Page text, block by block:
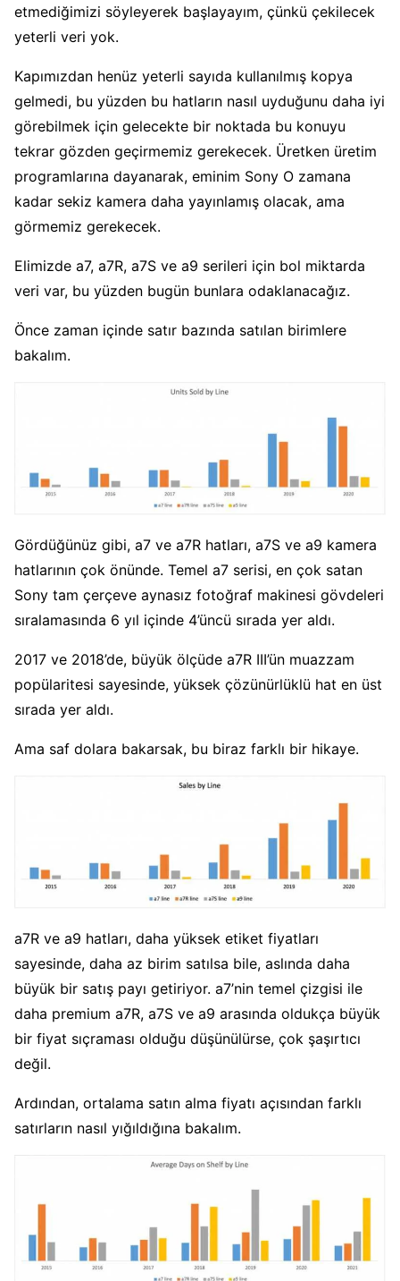
etmediğimizi söyleyerek başlayayım, çünkü çekilecek
yeterli veri yok.
Kapımızdan henüz yeterli sayıda kullanılmış kopya
gelmedi, bu yüzden bu hatların nasıl uyduğunu daha iyi
görebilmek için gelecekte bir noktada bu konuyu
tekrar gözden geçirmemiz gerekecek. Üretken üretim
programlarına dayanarak, eminim Sony O zamana
kadar sekiz kamera daha yayınlamış olacak, ama
görmemiz gerekecek.
Elimizde a7, a7R, a7S ve a9 serileri için bol miktarda
veri var, bu yüzden bugün bunlara odaklanacağız.
Önce zaman içinde satır bazında satılan birimlere
bakalım.
Gördüğünüz gibi, a7 ve a7R hatları, a7S ve a9 kamera
hatlarının çok önünde. Temel a7 serisi, en çok satan
Sony tam çerçeve aynasız fotoğraf makinesi gövdeleri
sıralamasında 6 yıl içinde 4’üncü sırada yer aldı.
2017 ve 2018’de, büyük ölçüde a7R III’ün muazzam
popülaritesi sayesinde, yüksek çözünürlüklü hat en üst
sırada yer aldı.
Ama saf dolara bakarsak, bu biraz farklı bir hikaye.
a7R ve a9 hatları, daha yüksek etiket fiyatları
sayesinde, daha az birim satılsa bile, aslında daha
büyük bir satış payı getiriyor. a7’nin temel çizgisi ile
daha premium a7R, a7S ve a9 arasında oldukça büyük
bir fiyat sıçraması olduğu düşünülürse, çok şaşırtıcı
değil.
Ardından, ortalama satın alma fiyatı açısından farklı
satırların nasıl yığıldığına bakalım.